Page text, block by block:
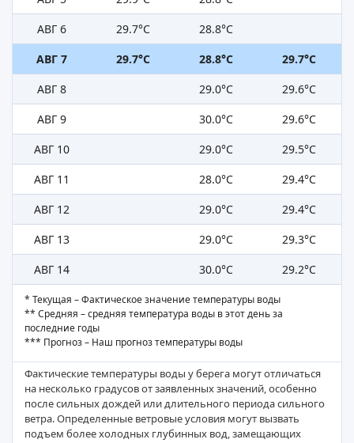
АВГ 6
29.7°C
28.8°C
АВГ 7
29.7°C 28.8°C
29.7°C
АВГ 8
29.0°C
29.6°C
АВГ 9
30.0°C
29.6°C
АВГ 10
29.0°C
29.5°C
АВГ 11
28.0°C
29.4°C
АВГ 12
29.0°C
29.4°C
АВГ 13
29.0°C
29.3°C
АВГ 14
30.0°C 29.2°C
* Текущая – Фактическое значение температуры воды
** Средняя – средняя температура воды в этот день за
последние годы
*** Прогноз – Наш прогноз температуры воды
Фактические температуры воды у берега могут отличаться
на несколько градусов от заявленных значений, особенно
после сильных дождей или длительного периода сильного
ветра. Определенные ветровые условия могут вызвать
подъем более холодных глубинных вод, замещающих